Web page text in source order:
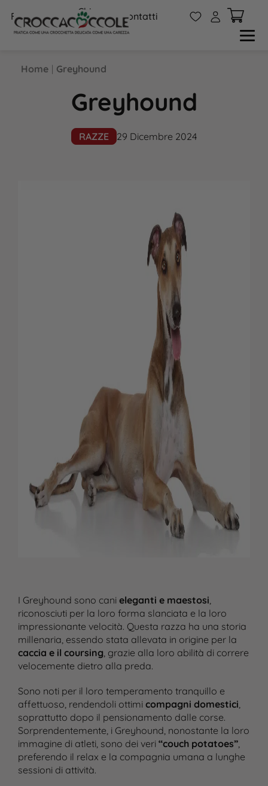
FAQs
Chi
siamo
Contatti W A
Home | Greyhound
Greyhound
RAZZE 29 Dicembre 2024
I Greyhound sono cani eleganti e maestosi,
riconosciuti per la loro forma slanciata e la loro
impressionante velocità. Questa razza ha una storia
millenaria, essendo stata allevata in origine per la
caccia e il coursing, grazie alla loro abilità di correre
velocemente dietro alla preda.
Sono noti per il loro temperamento tranquillo e
affettuoso, rendendoli ottimi compagni domestici,
soprattutto dopo il pensionamento dalle corse.
Sorprendentemente, i Greyhound, nonostante la loro
immagine di atleti, sono dei veri “couch potatoes”,
preferendo il relax e la compagnia umana a lunghe
sessioni di attività.